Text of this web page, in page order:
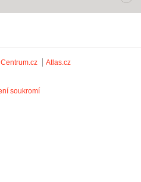
Centrum.cz Atlas.cz
soukromí